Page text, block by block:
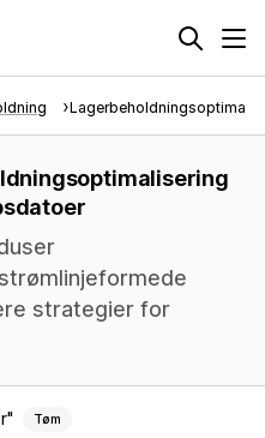
strategier for
Tøm